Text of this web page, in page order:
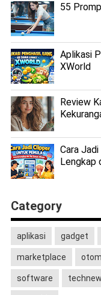
55
Aplikasi
XWorld
Review
Cara
Lengkap
Category
aplikasi gadget
marketplace
software